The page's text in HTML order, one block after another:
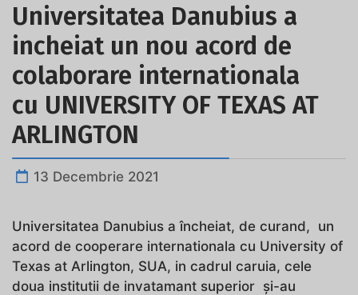
Universitatea Danubius a
incheiat un nou acord de
colaborare internationala
cu UNIVERSITY OF TEXAS AT
ARLINGTON
13 Decembrie 2021
Universitatea Danubius a încheiat, de curand, un
acord de cooperare internationala cu University of
Texas at Arlington, SUA, in cadrul caruia, cele
doua institutii de invatamant superior și-au